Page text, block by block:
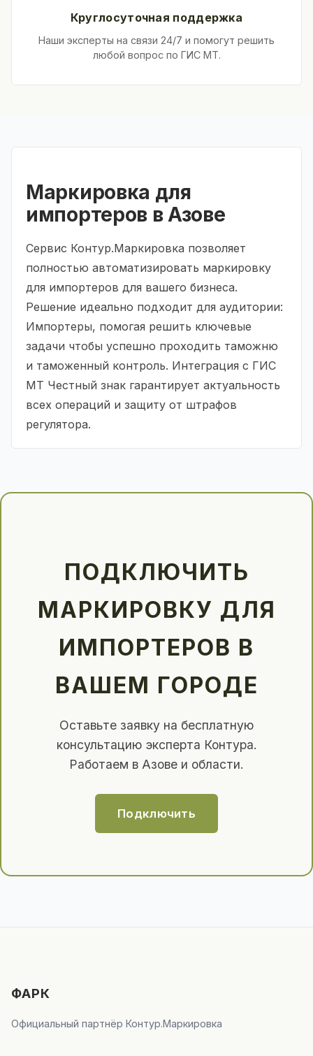
Круглосуточная поддержка
Наши эксперты на связи 24/7 и помогут решить
любой вопрос по ГИС МТ.
Маркировка для
импортеров в Азове
Сервис Контур.Маркировка позволяет
полностью автоматизировать маркировку
для импортеров для вашего бизнеса.
Решение идеально подходит для аудитории:
Импортеры, помогая решить ключевые
задачи чтобы успешно проходить таможню
и таможенный контроль. Интеграция с ГИС
МТ Честный знак гарантирует актуальность
всех операций и защиту от штрафов
регулятора.
ПОДКЛЮЧИТЬ
МАРКИРОВКУ ДЛЯ
ИМПОРТЕРОВ В
ВАШЕМ ГОРОДЕ
Оставьте заявку на бесплатную
консультацию эксперта Контура.
Работаем в Азове и области.
Подключить
ФАРК
Официальный партнёр Контур.Маркировка